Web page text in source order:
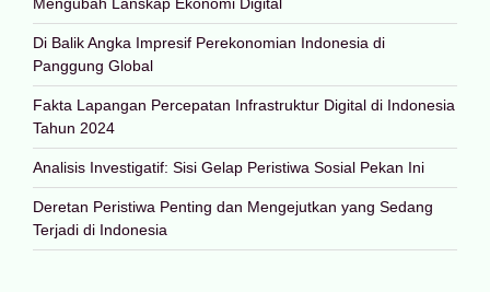
Di Balik Angka Impresif Perekonomian Indonesia di
Panggung Global
Fakta Lapangan Percepatan Infrastruktur Digital di Indonesia
Tahun 2024
Analisis Investigatif: Sisi Gelap Peristiwa Sosial Pekan Ini
Deretan Peristiwa Penting dan Mengejutkan yang Sedang
Terjadi di Indonesia